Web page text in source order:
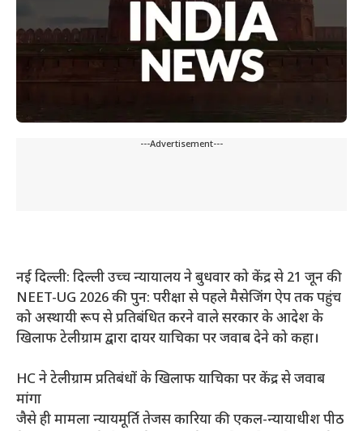
---Advertisement---
नई दिल्ली: दिल्ली उच्च न्यायालय ने बुधवार को केंद्र से 21 जून की
NEET-UG 2026 की पुन: परीक्षा से पहले मैसेजिंग ऐप तक पहुंच
को अस्थायी रूप से प्रतिबंधित करने वाले सरकार के आदेश के
खिलाफ टेलीग्राम द्वारा दायर याचिका पर जवाब देने को कहा।
HC ने टेलीग्राम प्रतिबंधों के खिलाफ याचिका पर केंद्र से जवाब
मांगा
जैसे ही मामला न्यायमूर्ति तेजस कारिया की एकल-न्यायाधीश पीठ